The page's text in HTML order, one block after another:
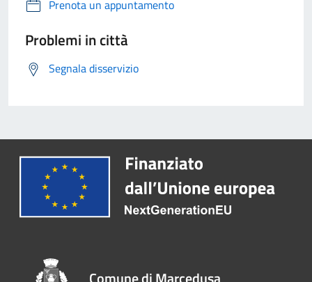
Prenota un appuntamento
Problemi in città
Segnala disservizio